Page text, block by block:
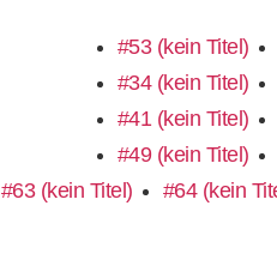
#53 (kein Titel)
#34 (kein Titel)
#41 (kein Titel)
#49 (kein Titel)
#63 (kein Titel)
#64 (kein